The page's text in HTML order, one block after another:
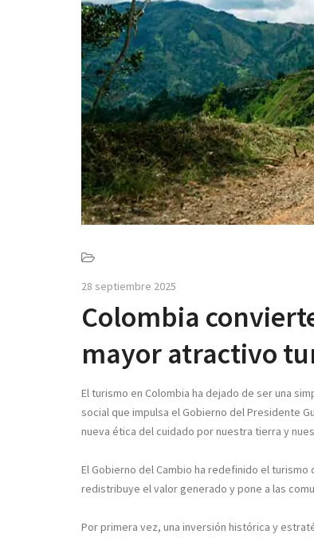
28 septiembre 2025
Colombia
mayor atractivo
El turismo en Colombia ha dejado de ser una
social que impulsa el Gobierno del Presidente
nueva ética del cuidado por nuestra tierra y
El Gobierno del Cambio ha redefinido el
redistribuye el valor generado y pone a las
Por primera vez, una inversión histórica y